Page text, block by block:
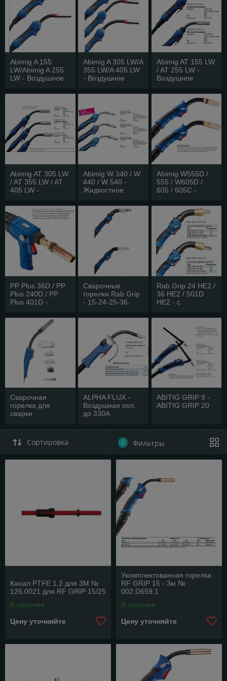
Abimig A 155
LW/Abimig A 255
LW - Воздушное
180 до 260А
Abimig A 305 LW/A
355 LW/A 405 LW
- Воздушное
280 до 420А
Abimig AT 155 LW
/ AT 255 LW -
Воздушное
180 до 260А
Abimig AT 305 LW
/ AT 355 LW / AT
405 LW -
охлаждение, от
280 до 420А
Abimig W 340 / W
440 / W 540 -
Жидкостное
350 до 600А
Abimig W555D /
555 / W605D /
605 / 605C -
охлаждение, от
400 до 575А
PP Plus 36D / PP
Plus 240D / PP
Plus 401D -
жидкостное
охлаждение 270А
Сварочные
горелки Rab Grip
- 15-24-25-36-
355
Rab Grip 24 HE2 /
36 HE2 / 501D
HE2 - с
жидкостным
охлаждением
Сварочная
горелка для
сварки
61GD / RB 610D -
возд охлаждение
ALPHA FLUX -
Воздушная охл.
до 330А
ABITIG GRIP 9 -
ABITIG GRIP 20
Сортировка 0 Фильтры
Канал PTFE 1,2 для 3М №
126.0021 для RF GRIP 15/25
В наличии
Цену уточняйте
Укомплектованная горелка
RF GRIP 15 - 3м №
002.D659.1
В наличии
Цену уточняйте